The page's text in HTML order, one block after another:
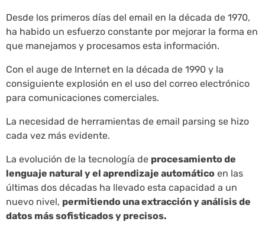
Desde los primeros días del email en la década de 1970,
ha habido un esfuerzo constante por mejorar la forma en
que manejamos y procesamos esta información.
Con el auge de Internet en la década de 1990 y la
consiguiente explosión en el uso del correo electrónico
para comunicaciones comerciales.
La necesidad de herramientas de email parsing se hizo
cada vez más evidente.
La evolución de la tecnología de procesamiento de
lenguaje natural y el aprendizaje automático en las
últimas dos décadas ha llevado esta capacidad a un
nuevo nivel, permitiendo una extracción y análisis de
datos más sofisticados y precisos.